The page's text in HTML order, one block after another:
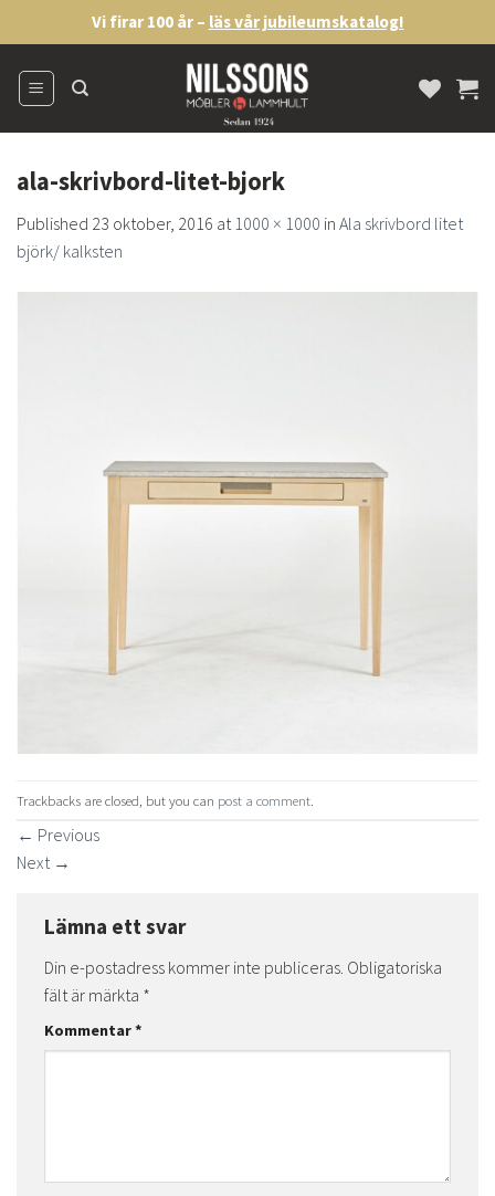
to
content
Vi firar 100 år – läs vår jubileumskatalog!
ala-skrivbord-litet-bjork
Published 23 oktober, 2016 at1000 × 1000 in Ala skrivbord litet
björk/ kalksten
Trackbacks are closed, but you can post a comment
← Previous
Next →
Lämna ett svar
Din e-postadress kommer inte publiceras. Obligatoriska
fält är märkta *
Kommentar*